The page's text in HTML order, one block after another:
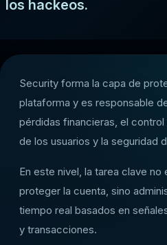
los hackeos.
Security forma la capa de
plataforma y es responsable
pérdidas financieras, el
de los usuarios y la seguridad
En este nivel, la tarea clave no
proteger la cuenta, sino
tiempo real basados en
y transacciones.